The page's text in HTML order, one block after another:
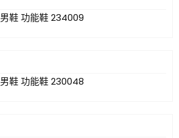
男鞋 功能鞋 234009
男鞋 功能鞋 230048